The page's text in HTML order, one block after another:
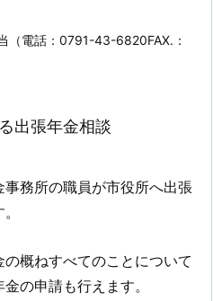
（電話：0791-43-6820FAX.：
出張年金相談
務所の職員が市役所へ出張
概ねすべてのことについて
の申請も行えます。